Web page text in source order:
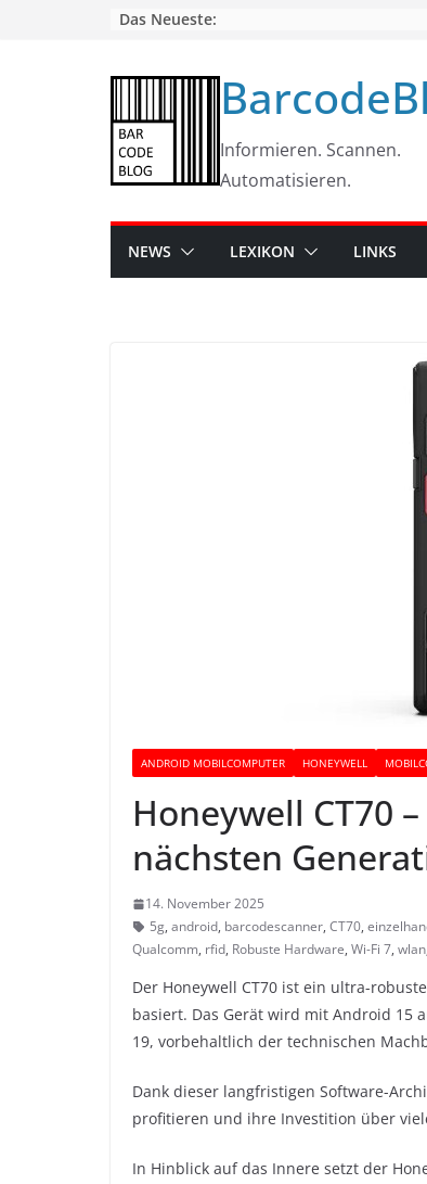
Das Neueste:
Informieren. Scannen.
Automatisieren.
NEWS LEXIKON LINKS
ANDROID MOBILCOMPUTER HONEYWELL
Honeywell CT70
nächsten
14. November 2025
5g, android, barcodescanner, CT70,
Qualcomm, rfid, Robuste Hardware, Wi-Fi 7, wlan
Der Honeywell CT70 ist ein ultra-
basiert. Das Gerät wird mit Android 15
19, vorbehaltlich der technischen
Dank dieser langfristigen Software-
profitieren und ihre Investition über
In Hinblick auf das Innere setzt der